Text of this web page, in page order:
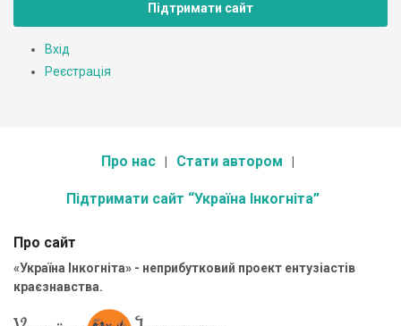
Підтримати сайт
Вхід
Реєстрація
Про нас Стати автором
Підтримати сайт “Україна Інкогніта”
Про сайт
«Україна Інкогніта» - неприбутковий проект ентузіастів
краєзнавства.